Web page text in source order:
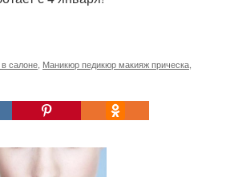
салоне Маникюр педикюр макияж прическа